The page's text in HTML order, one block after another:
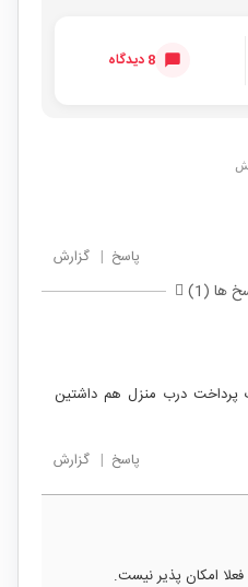
8 دیدگاه
پاسخ | گزارش
ها (1)
پرداخت درب منزل هم داشتین
پاسخ | گزارش
فعلا امکان پذیر نیست.